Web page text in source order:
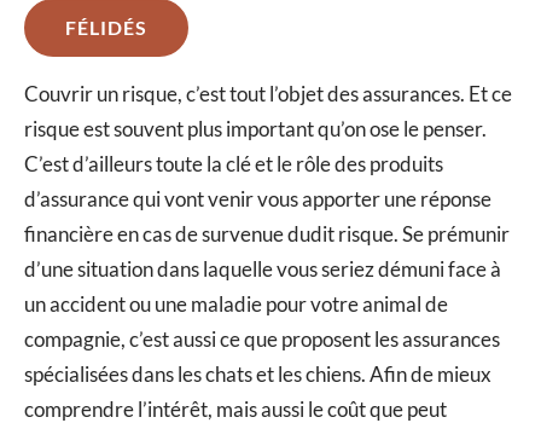
FÉLIDÉS
Couvrir un risque, c’est tout l’objet des assurances. Et ce
risque est souvent plus important qu’on ose le penser.
C’est d’ailleurs toute la clé et le rôle des produits
d’assurance qui vont venir vous apporter une réponse
financière en cas de survenue dudit risque. Se prémunir
d’une situation dans laquelle vous seriez démuni face à
un accident ou une maladie pour votre animal de
compagnie, c’est aussi ce que proposent les assurances
spécialisées dans les chats et les chiens. Afin de mieux
comprendre l’intérêt, mais aussi le coût que peut